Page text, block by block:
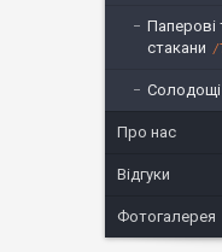
Паперові
стакани
Про нас
Відгуки
Фотогалерея